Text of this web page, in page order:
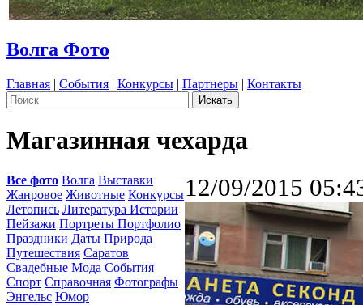
Волга Фото
Главная | События | Конкурсы | Партнеры | Контакты
Магазинная чехарда
Все фото Волга Выставки
Жанровое Животные Конкурсы
Летопись Литература Истории
Пейзажи Портреты Портфолио
Праздники Даты Природа
Путешествия Саратов
Свадебные Мода События
Спорт Справочная Фотографы
Энгельс Юмор
12/09/2015